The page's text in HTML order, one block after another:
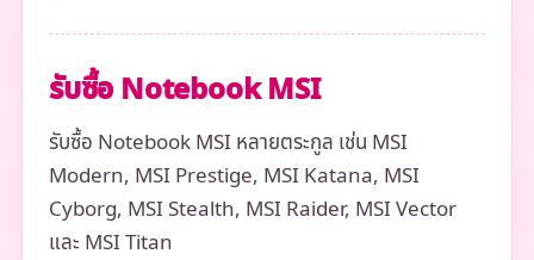
รับซื้อ Notebook MSI
รับซื้อ Notebook MSI หลายตระกูล เช่น MSI
Modern, MSI Prestige, MSI Katana, MSI
Cyborg, MSI Stealth, MSI Raider, MSI Vector
และ MSI Titan